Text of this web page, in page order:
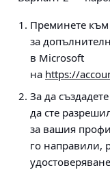
Преминете към
за
в Microsoft
на https://
За да
да сте
за вашия
го направили,